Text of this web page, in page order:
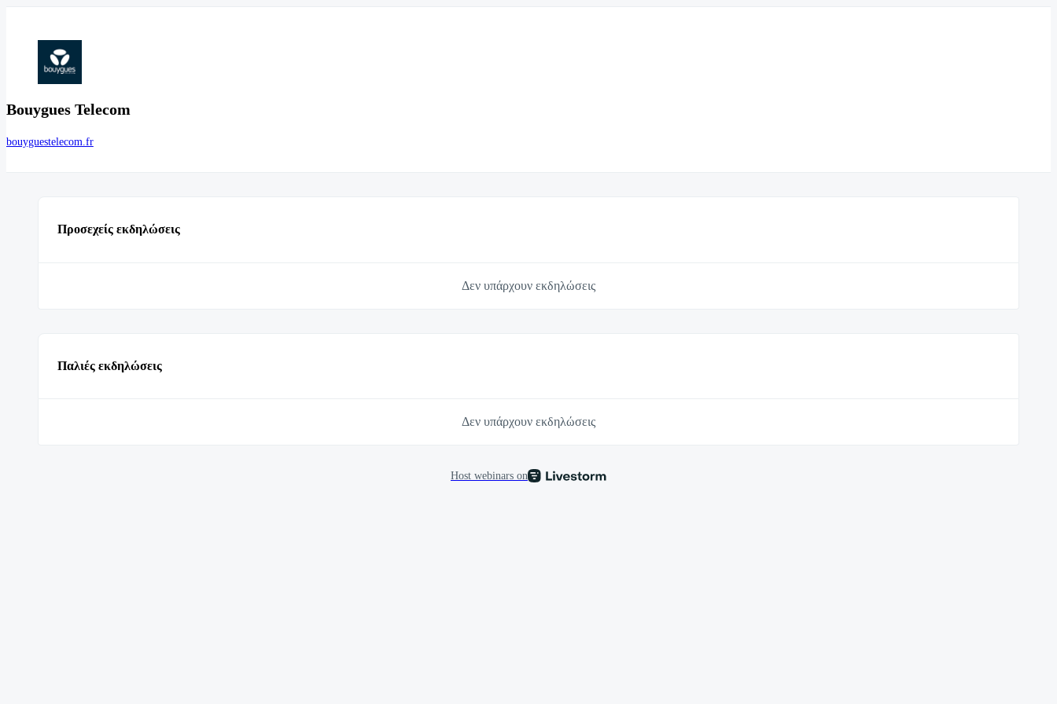
Bouygues Telecom
bouyguestelecom.fr
Προσεχείς εκδηλώσεις
Δεν υπάρχουν εκδηλώσεις
Παλιές εκδηλώσεις
Δεν υπάρχουν εκδηλώσεις
Host webinars on